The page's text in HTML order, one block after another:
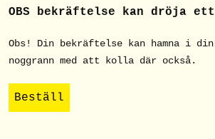
OBS bekräftelse kan dröja
Obs! Din bekräftelse kan hamna i
noggrann med att kolla där också.